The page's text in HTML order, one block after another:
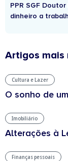
PPR SGF
dinheiro a
Artigos mais
Cultura e Lazer
O sonho de
Imobiliário
Alterações à
Finanças pessoais